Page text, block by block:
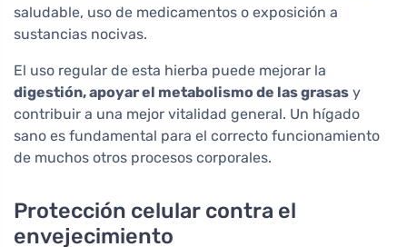
saludable, uso de medicamentos o exposición a
sustancias nocivas.
El uso regular de esta hierba puede mejorar la
digestión, apoyar el metabolismo de las grasas y
contribuir a una mejor vitalidad general. Un hígado
sano es fundamental para el correcto funcionamiento
de muchos otros procesos corporales.
Protección celular contra el
envejecimiento